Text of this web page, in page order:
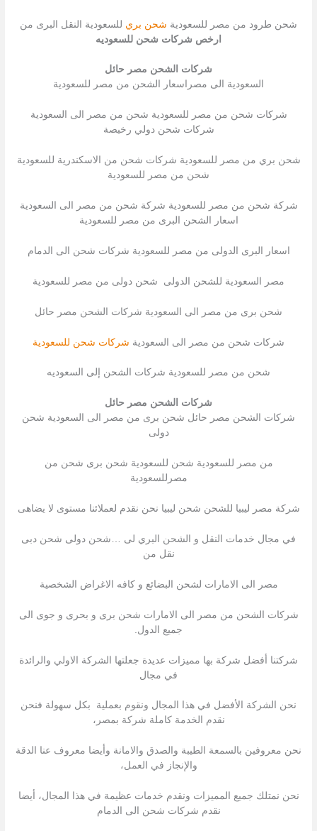
شحن طرود من مصر للسعودية شحن بري للسعودية النقل البرى من
ارخص شركات شحن للسعوديه
شركات الشحن مصر حائل
السعودية الى مصراسعار الشحن من مصر للسعودية
شركات شحن من مصر للسعودية شحن من مصر الى السعودية
شركات شحن دولي رخيصة
شحن بري من مصر للسعودية شركات شحن من الاسكندرية للسعودية
شحن من مصر للسعودية
شركة شحن من مصر للسعودية شركة شحن من مصر الى السعودية
اسعار الشحن البرى من مصر للسعودية
اسعار البرى الدولى من مصر للسعودية شركات شحن الى الدمام
مصر السعودية للشحن الدولى شحن دولى من مصر للسعودية
شحن برى من مصر الى السعودية شركات الشحن مصر حائل
شركات شحن من مصر الى السعودية شركات شحن للسعودية
شحن من مصر للسعودية شركات الشحن إلى السعوديه
شركات الشحن مصر حائل
شركات الشحن مصر حائل شحن برى من مصر الى السعودية شحن
دولى
من مصر للسعودية شحن للسعودية شحن برى شحن من
مصرللسعودية
شركة مصر ليبيا للشحن شحن ليبيا نحن نقدم لعملائنا مستوى لا يضاهى
في مجال خدمات النقل و الشحن البري لى …شحن دولى شحن دبى
نقل من
مصر الى الامارات لشحن البضائع و كافه الاغراض الشخصية
شركات الشحن من مصر الى الامارات شحن برى و بحرى و جوى الى
جميع الدول.
شركتنا أفضل شركة بها مميزات عديدة جعلتها الشركة الاولي والرائدة
في مجال
نحن الشركة الأفضل في هذا المجال ونقوم بعملية بكل سهولة فنحن
نقدم الخدمة كاملة شركة بمصر،
نحن معروفين بالسمعة الطيبة والصدق والامانة وأيضا معروف عنا الدقة
والإنجاز في العمل،
نحن نمتلك جميع المميزات ونقدم خدمات عظيمة في هذا المجال، أيضا
نقدم شركات شحن الى الدمام